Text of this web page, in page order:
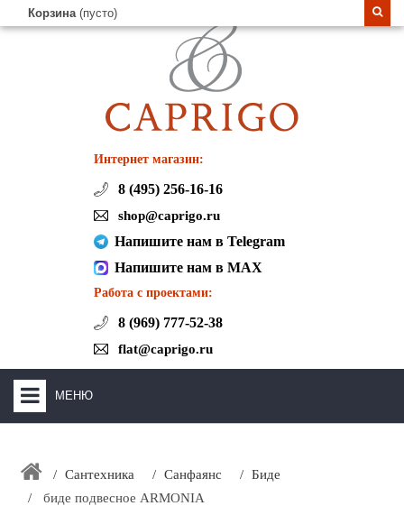
Корзина (пусто)
Интернет магазин:
8 (495) 256-16-16
shop@caprigo.ru
Напишите нам в Telegram
Напишите нам в MAX
Работа с проектами:
8 (969) 777-52-38
flat@caprigo.ru
МЕНЮ
ЗАКАЗАТЬ РАСЧЕТ КУХНИ CAPRIGO
Сантехника Санфаянс
Биде
биде подвесное ARMONIA